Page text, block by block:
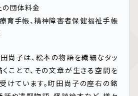
団体料金
育手帳、精神障害者保健福祉手帳
尚子は、絵本の物語を繊細なタッ
ことで、その文章が生きる空間を
けています。町田尚子の座右の銘